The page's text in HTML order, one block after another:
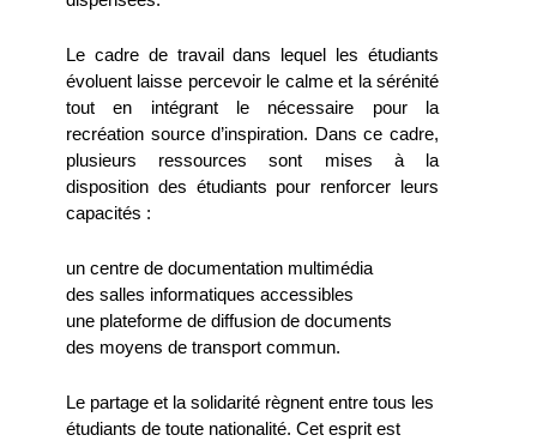
Le cadre de travail dans lequel les étudiants
évoluent laisse percevoir le calme et la sérénité
tout en intégrant le nécessaire pour la
recréation source d’inspiration. Dans ce cadre,
plusieurs ressources sont mises à la
disposition des étudiants pour renforcer leurs
capacités :
un centre de documentation multimédia
des salles informatiques accessibles
une plateforme de diffusion de documents
des moyens de transport commun.
Le partage et la solidarité règnent entre tous les
étudiants de toute nationalité. Cet esprit est